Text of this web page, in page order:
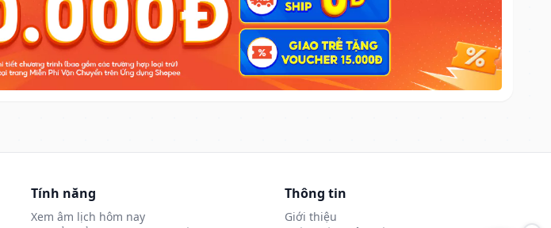
Tính năng
Xem âm lịch hôm nay
Thông tin
Giới thiệu